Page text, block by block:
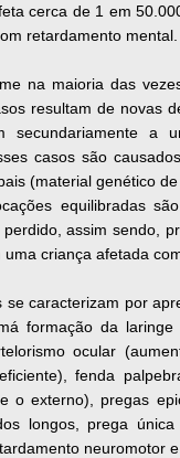
cerca de 1 em
retardamento mental.
na maioria das
resultam de novas
secundariamente a
casos são
(material genético
equilibradas
assim sendo,
criança afetada
se caracterizam por
formação da
ocular
fenda
o externo), pregas
longos, prega
neuromotor